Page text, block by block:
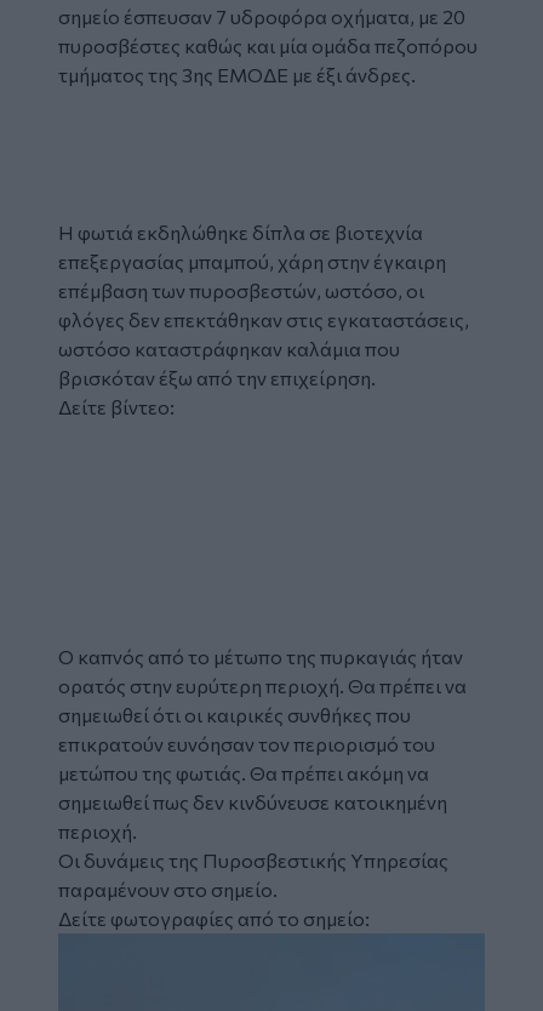
σημείο έσπευσαν 7 υδροφόρα οχήματα, με 20
πυροσβέστες καθώς και μία ομάδα πεζοπόρου
τμήματος της 3ης ΕΜΟΔΕ με έξι άνδρες.
Η φωτιά εκδηλώθηκε δίπλα σε βιοτεχνία
επεξεργασίας μπαμπού, χάρη στην έγκαιρη
επέμβαση των πυροσβεστών, ωστόσο, οι
φλόγες δεν επεκτάθηκαν στις εγκαταστάσεις,
ωστόσο καταστράφηκαν καλάμια που
βρισκόταν έξω από την επιχείρηση.
Δείτε βίντεο:
Ο καπνός από το μέτωπο της πυρκαγιάς ήταν
ορατός στην ευρύτερη περιοχή. Θα πρέπει να
σημειωθεί ότι οι καιρικές συνθήκες που
επικρατούν ευνόησαν τον περιορισμό του
μετώπου της φωτιάς. Θα πρέπει ακόμη να
σημειωθεί πως δεν κινδύνευσε κατοικημένη
περιοχή.
Οι δυνάμεις της Πυροσβεστικής Υπηρεσίας
παραμένουν στο σημείο.
Δείτε φωτογραφίες από το σημείο: